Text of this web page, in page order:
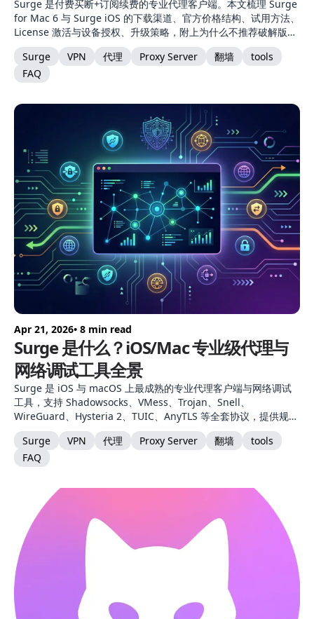
Surge 是付费买断+订阅续费的专业代理客户端。本文梳理 Surge
for Mac 6 与 Surge iOS 的下载渠道、官方价格结构、试用方法、
License 激活与设备授权、升级策略，附上为什么不推荐破解版、
终身优惠从哪里买等常见问题。
Surge VPN 代理 Proxy Server 翻墙
tools
FAQ
Apr 21, 2026• 8 min read
Surge 是什么？iOS/Mac 专业级代理与
网络调试工具全景
Surge 是 iOS 与 macOS 上最成熟的专业代理客户端与网络调试
工具，支持 Shadowsocks、VMess、Trojan、Snell、
WireGuard、Hysteria 2、TUIC、AnyTLS 等全套协议，提供规则
分流、MitM、脚本、模块等进阶能力。本文从产品定位、核心能
力、协议支持、Mac 与 iOS 差异，到与 Clash Verge /
Shadowrocket 对比，一次讲清楚。
Surge VPN 代理 Proxy Server 翻墙
tools
FAQ